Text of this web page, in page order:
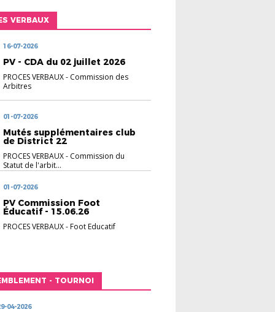
VERBAUX
16-07-2026
PV - CDA du 02 juillet 2026
PROCES VERBAUX- Commission des
Arbitres
01-07-2026
Mutés supplémentaires club
de District 22
PROCES VERBAUX- Commission du
Statut de l'arbit...
01-07-2026
PV Commission Foot
Éducatif - 15.06.26
PROCES VERBAUX- Foot Educatif
- TOURNOI
04-2026